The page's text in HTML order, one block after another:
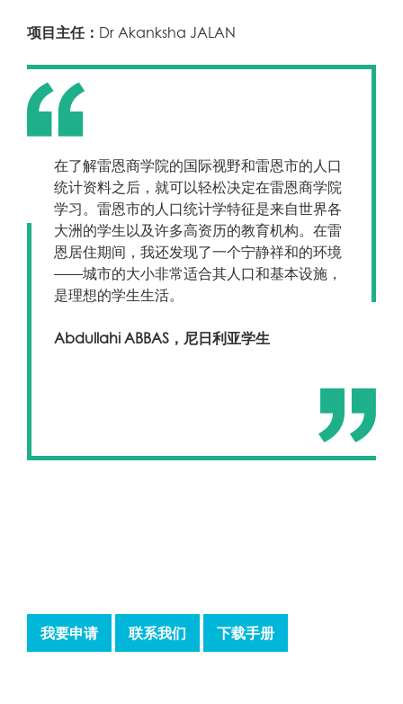
项目主任： Dr Akanksha JALAN
在了解雷恩商学院的国际视野和雷恩市的人口
统计资料之后，就可以轻松决定在雷恩商学院
学习。雷恩市的人口统计学特征是来自世界各
大洲的学生以及许多高资历的教育机构。在雷
恩居住期间，我还发现了一个宁静祥和的环境
——城市的大小非常适合其人口和基本设施，
是理想的学生生活。
Abdullahi ABBAS，尼日利亚学生
我要申请 联系我们 下载手册